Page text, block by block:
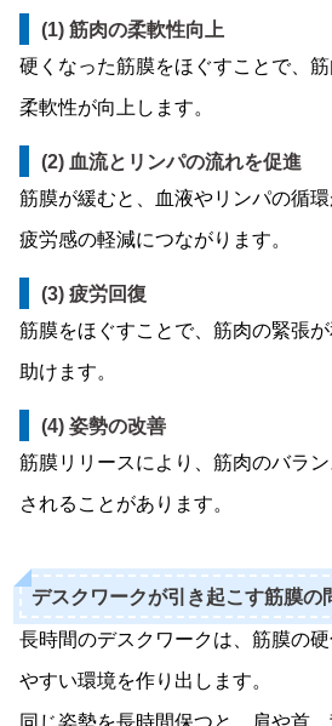
(1) 筋肉の柔軟性向上
硬くなった筋膜をほぐすことで、筋
柔軟性が向上します。
(2) 血流とリンパの流れを促進
筋膜が緩むと、血液やリンパの循
疲労感の軽減につながります。
(3) 疲労回復
筋膜をほぐすことで、筋肉の緊張
助けます。
(4) 姿勢の改善
筋膜リリースにより、筋肉のバラ
されることがあります。
デスクワークが引き起こす筋膜の
長時間のデスクワークは、筋膜の
やすい環境を作り出します。